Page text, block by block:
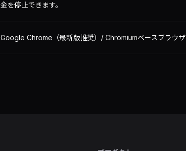
金を停止できます。
Google Chrome（最新版推奨）/ Chromiumベースブラウザ